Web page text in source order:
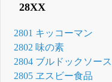
28XX
2801 キッコーマン
2802 味の素
2804 ブルドックソース
2805 ヱスビー食品